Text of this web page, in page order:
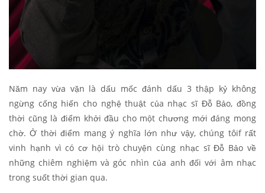
Năm nay vừa vặn là dấu mốc đánh dấu 3 thập kỷ không
ngừng cống hiến cho nghệ thuật của nhạc sĩ Đỗ Bảo, đồng
thời cũng là điểm khởi đầu cho một chương mới đáng mong
chờ. Ở thời điểm mang ý nghĩa lớn như vậy, chúng tôif rất
vinh hạnh vì có cơ hội trò chuyện cùng nhạc sĩ Đỗ Bảo về
những chiêm nghiệm và góc nhìn của anh đối với âm nhạc
trong suốt thời gian qua.